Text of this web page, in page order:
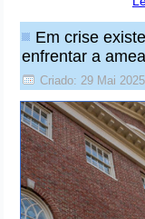
Em crise
enfrentar a
Criado: 29 Mai 2025